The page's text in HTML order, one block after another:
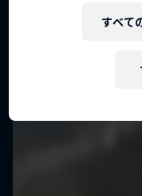
2 シ
すべて